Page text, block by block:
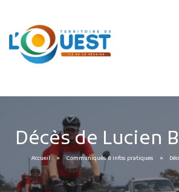
Espace Pro
Espace Pédagogique
RECHERCHE
Décès de Lucien
Accueil Communiqués & infos pratiques